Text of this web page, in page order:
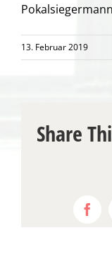
13. Februar 2019
Share